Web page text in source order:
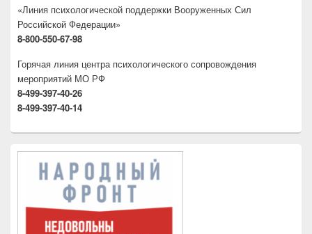
«Линия психологической поддержки Вооруженных Сил
Российской Федерации»
8-800-550-67-98
Горячая линия центра психологического сопровождения
мероприятий МО РФ
8-499-397-40-26
8-499-397-40-14